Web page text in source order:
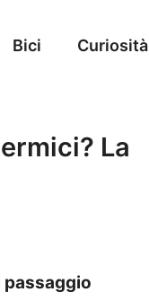
Bici Curiosità
La
passaggio